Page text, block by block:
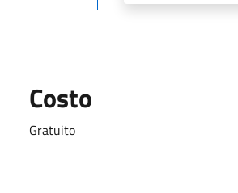
Costo
Gratuito